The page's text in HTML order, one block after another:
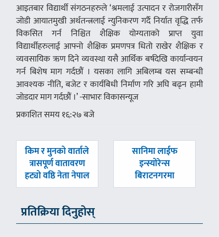
आइतबार विद्यार्थी संगठनहरुले ‘श्रमलाई उत्पादन र रोजगारीसँग
जोडी आयातमुखी अर्थतन्त्रलाई न्युनिकरण गर्दै निर्यात वृद्धि तर्फ
विकसित गर्न निश्चित शैक्षिक योग्यताको प्राप्त युवा
विद्यार्थीहरुलाई आफ्नो शैक्षिक प्रमणपत्र धितो राखेर शैक्षिक र
व्यवसायिक ऋण दिने व्यवस्था यसै आर्थिक बर्षदेखि कार्यान्वयन
गर्न बिशेष माग गर्दछौं । यसका लागि अबिलम्ब यस सम्बन्धी
आवश्यक नीति, बजेट र कार्यबिधी निर्माण गरि अघि बढ्न हामी
जोडदार माग गर्दछौं ।’ -साभारः विकासन्यूज
प्रकाशित समय १६:२७ बजे
पछिल्लाे
किम र मुनको वार्ताले
त्रासपूर्ण वातावरण
हट्यो वष्ठि नेता नेपाल
अघिल्लाे
सानिमा लाईफ
इन्स्योरेन्स
बिराटनगरमा
प्रतिक्रिया दिनुहोस्